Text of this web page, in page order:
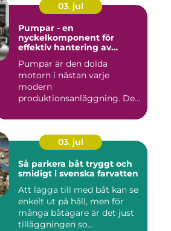
03. jul
Pumpar - en
nyckelkomponent för
effektiv hantering av
Pumpar är den dolda
motorn i nästan varje
modern
produktionsanläggning. De
03. jul
Så parkera båt tryggt och
smidigt i svenska farvatten
Att lägga till med båt kan se
enkelt ut på håll, men för
många båtägare är det just
tilläggningen so...